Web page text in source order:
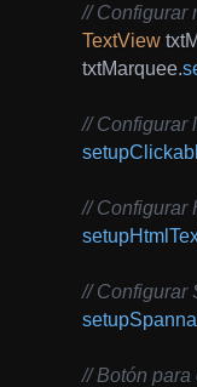
// Configurar
TextView
        txtMarquee
.
// Configurar
// Configurar
// Configurar
// Botón